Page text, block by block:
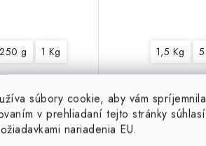
súbory cookie, aby vám
v prehliadaní tejto stránky
nariadenia EU.
250 g 1 Kg
1-3 dní
ks)
1,5 Kg
od16,99 €